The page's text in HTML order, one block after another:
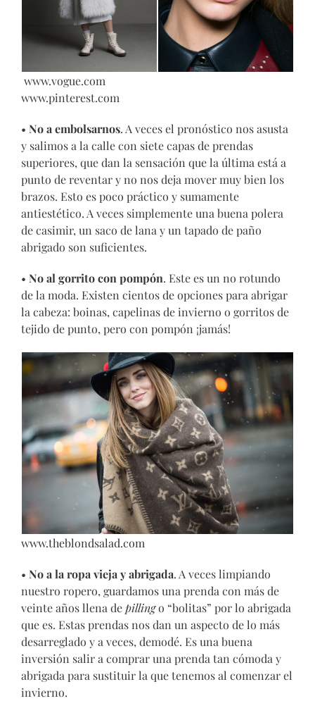
www.vogue.com
www.pinterest.com
• No a embolsarnos. A veces el pronóstico nos asusta
y salimos a la calle con siete capas de prendas
superiores, que dan la sensación que la última está a
punto de reventar y no nos deja mover muy bien los
brazos. Esto es poco práctico y sumamente
antiestético. A veces simplemente una buena polera
de casimir, un saco de lana y un tapado de paño
abrigado son suficientes.
• No al gorrito con pompón. Este es un no rotundo
de la moda. Existen cientos de opciones para abrigar
la cabeza: boinas, capelinas de invierno o gorritos de
tejido de punto, pero con pompón ¡jamás!
www.theblondsalad.com
• No a la ropa vieja y abrigada. A veces limpiando
nuestro ropero, guardamos una prenda con más de
veinte años llena depillingo “bolitas” por lo abrigada
que es. Estas prendas nos dan un aspecto de lo más
desarreglado y a veces, demodé. Es una buena
inversión salir a comprar una prenda tan cómoda y
abrigada para sustituir la que tenemos al comenzar el
invierno.